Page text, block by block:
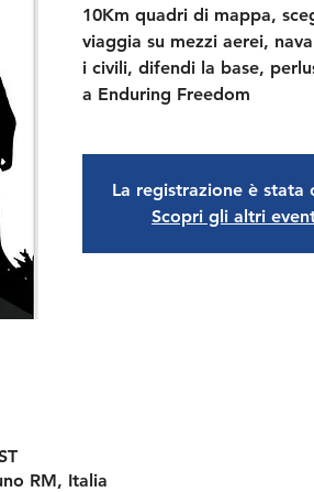
10Km quadri di mappa,
viaggia su mezzi aerei,
i civili, difendi la base,
a Enduring Freedom
La registrazione è stata
Scopri gli altri
RM, Italia